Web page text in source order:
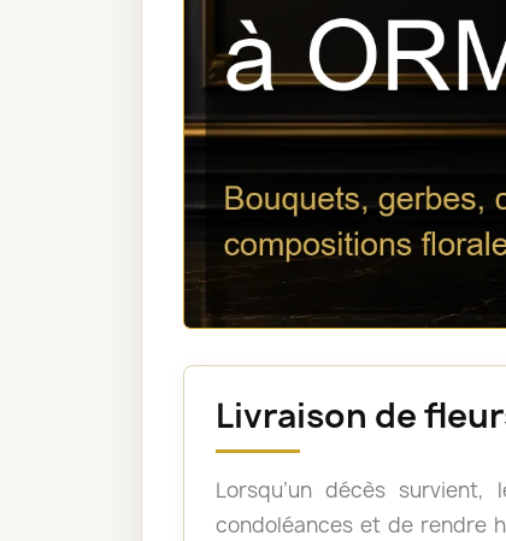
Livraison de
Lorsqu’un décès
condoléances et de rendre